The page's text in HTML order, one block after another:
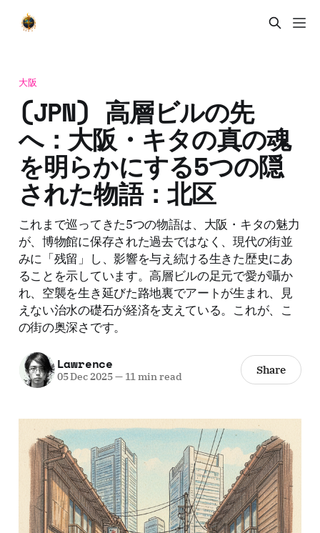
大阪
(JPN) 高層ビルの先
へ：大阪・キタの真の魂
を明らかにする5つの隠
された物語：北区
これまで巡ってきた5つの物語は、大阪・キタの魅力
が、博物館に保存された過去ではなく、現代の街並
みに「残留」し、影響を与え続ける生きた歴史にあ
ることを示しています。高層ビルの足元で愛が囁か
れ、空襲を生き延びた路地裏でアートが生まれ、見
えない治水の礎石が経済を支えている。これが、こ
の街の奥深さです。
Lawrence
05 Dec 2025—11 min read Share